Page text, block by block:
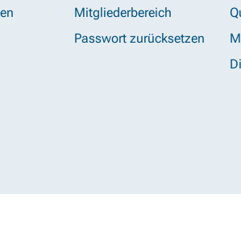
Mitgliederbereich
Passwort zurücksetzen